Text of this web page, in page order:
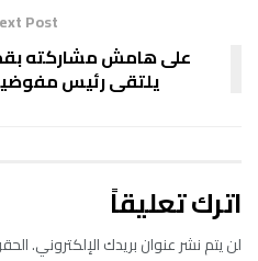
Post
يلتقى رئيس مفوضية
اترك تعليقاً
لن يتم نشر عنوان بريدك الإلكتروني.